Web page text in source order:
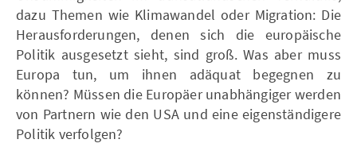
dazu Themen wie Klimawandel oder Migration: Die
Herausforderungen, denen sich die europäische
Politik ausgesetzt sieht, sind groß. Was aber muss
Europa tun, um ihnen adäquat begegnen zu
können? Müssen die Europäer unabhängiger werden
von Partnern wie den USA und eine eigenständigere
Politik verfolgen?